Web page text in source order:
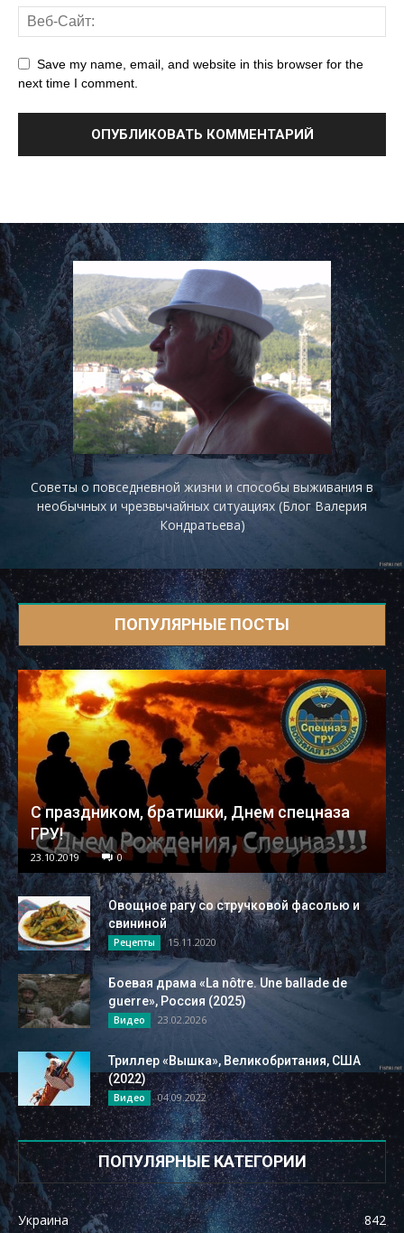
Save my name, email, and website in this browser for the
next time I comment.
Советы о повседневной жизни и способы выживания в
необычных и чрезвычайных ситуациях (Блог Валерия
Кондратьева)
ПОПУЛЯРНЫЕ ПОСТЫ
С праздником, братишки, Днем спецназа
ГРУ!
23.10.2019 0
Овощное рагу со стручковой фасолью и
свининой
Рецепты 15.11.2020
Боевая драма «La nôtre. Une ballade de
guerre», Россия (2025)
Видео 23.02.2026
Триллер «Вышка», Великобритания, США
(2022)
Видео 04.09.2022
ПОПУЛЯРНЫЕ КАТЕГОРИИ
Украина
842